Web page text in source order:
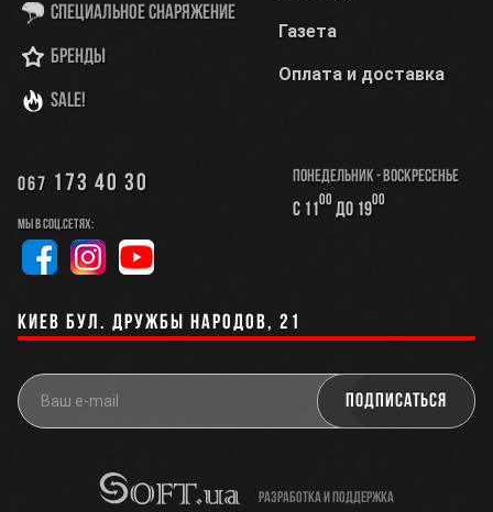
Специальное снаряжение
Бренды
SALE!
Газета
Оплата и доставка
067 173 40 30
Мы в соц.сетях:
Понедельник - Воскресенье
с 1100 до 1900
Киев бул. Дружбы Народов, 21
разработка и поддержка